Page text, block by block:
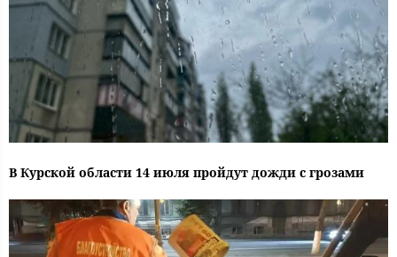
В Курской области 14 июля пройдут дожди с грозами